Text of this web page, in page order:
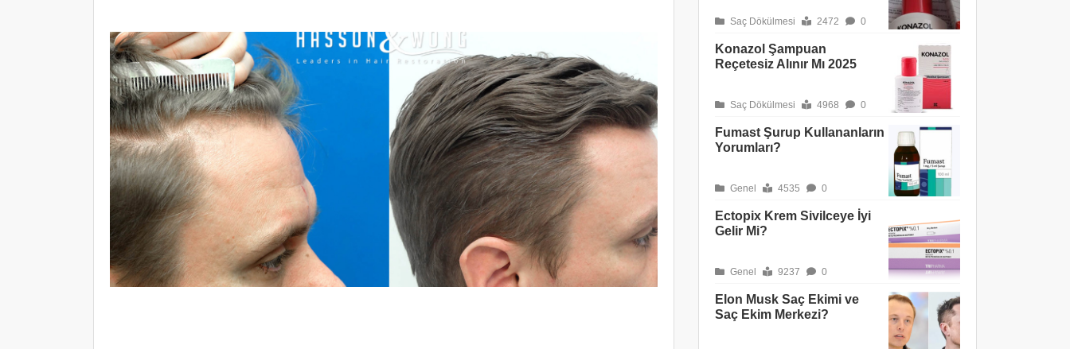
Saç Dökülmesi 2472 0
Konazol Şampuan
Reçetesiz Alınır Mı 2025
Saç Dökülmesi 4968 0
Fumast Şurup Kullananların
Yorumları?
Genel 4535 0
Ectopix Krem Sivilceye İyi
Gelir Mi?
Genel 9237 0
Elon Musk Saç Ekimi ve
Saç Ekim Merkezi?